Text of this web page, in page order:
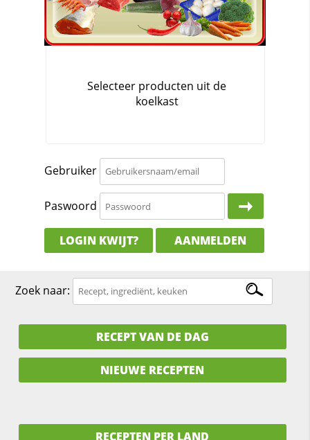
Gebruiker
Paswoord
LOGIN KWIJT? AANMELDEN
Zoek naar:
RECEPT VAN DE DAG
NIEUWE RECEPTEN
RECEPTEN PER LAND